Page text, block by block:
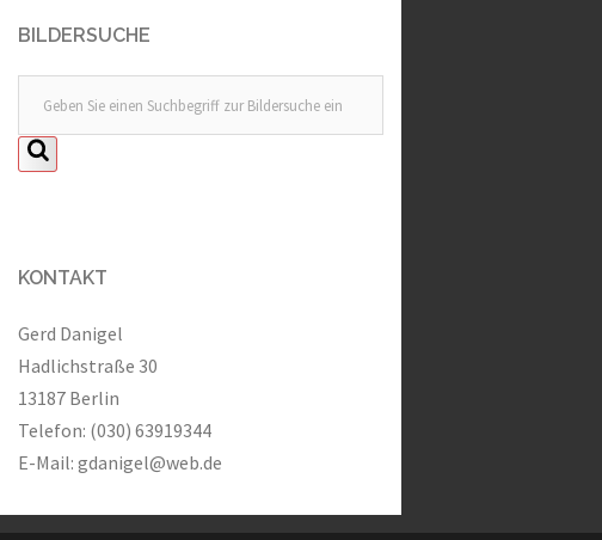
BILDERSUCHE
KONTAKT
Gerd Danigel
Hadlichstraße 30
13187 Berlin
Telefon: (030) 63919344
E-Mail: gdanigel@web.de